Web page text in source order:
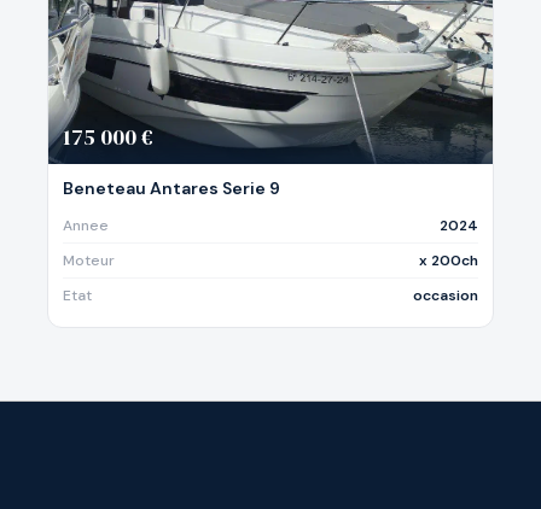
175 000 €
Beneteau Antares Serie 9
Annee
2024
Moteur
x 200ch
Etat
occasion